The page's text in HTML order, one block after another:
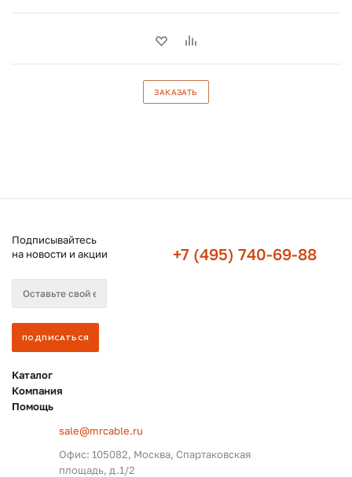
ЗАКАЗАТЬ
Подписывайтесь
на новости и акции
+7 (495) 740-69-88
Каталог
Компания
Помощь
sale@mrcable.ru
Офис: 105082, Москва, Спартаковская
площадь, д.1/2